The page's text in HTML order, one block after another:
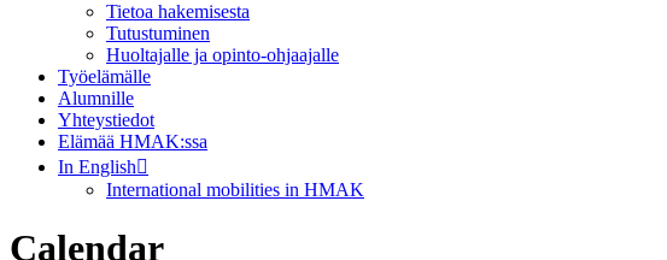
Tietoa hakemisesta
Tutustuminen
Huoltajalle ja opinto-ohjaajalle
Työelämälle
Alumnille
Yhteystiedot
Elämää HMAK:ssa
In English
International mobilities in HMAK
Calendar